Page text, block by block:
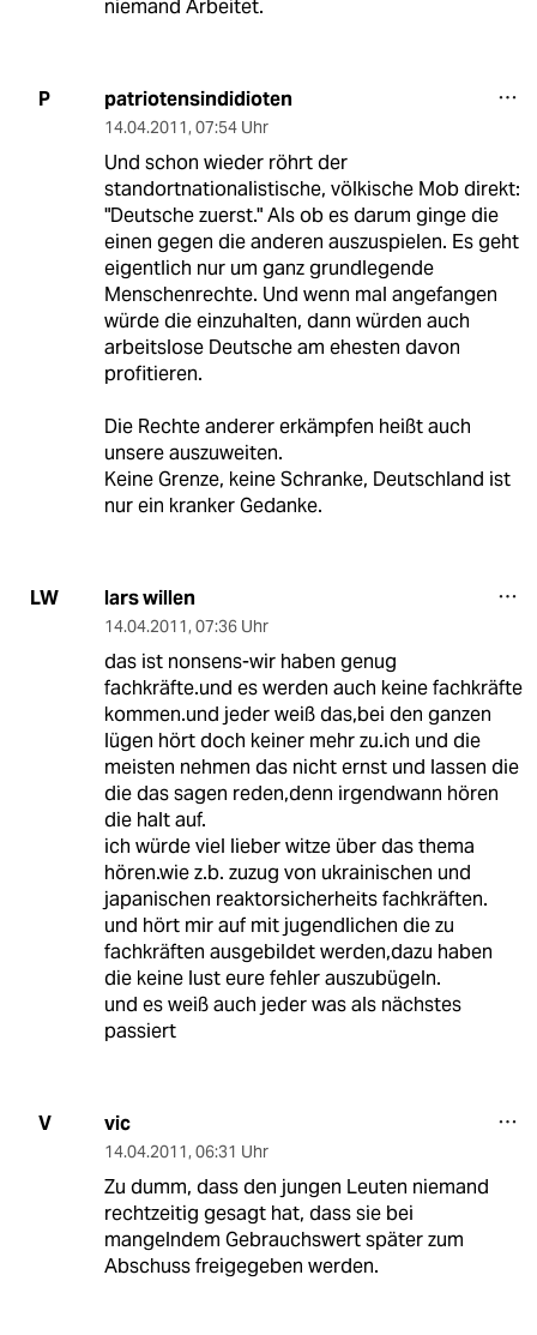
niemand Arbeitet.
P patriotensindidioten
14.04.2011, 07:54 Uhr
Und schon wieder röhrt der
standortnationalistische, völkische Mob direkt:
"Deutsche zuerst." Als ob es darum ginge die
einen gegen die anderen auszuspielen. Es geht
eigentlich nur um ganz grundlegende
Menschenrechte. Und wenn mal angefangen
würde die einzuhalten, dann würden auch
arbeitslose Deutsche am ehesten davon
profitieren.
Die Rechte anderer erkämpfen heißt auch
unsere auszuweiten.
Keine Grenze, keine Schranke, Deutschland ist
nur ein kranker Gedanke.
LW lars willen
14.04.2011, 07:36 Uhr
das ist nonsens-wir haben genug
fachkräfte.und es werden auch keine fachkräfte
kommen.und jeder weiß das,bei den ganzen
lügen hört doch keiner mehr zu.ich und die
meisten nehmen das nicht ernst und lassen die
die das sagen reden,denn irgendwann hören
die halt auf.
ich würde viel lieber witze über das thema
hören.wie z.b. zuzug von ukrainischen und
japanischen reaktorsicherheits fachkräften.
und hört mir auf mit jugendlichen die zu
fachkräften ausgebildet werden,dazu haben
die keine lust eure fehler auszubügeln.
und es weiß auch jeder was als nächstes
passiert
V vic
14.04.2011, 06:31 Uhr
Zu dumm, dass den jungen Leuten niemand
rechtzeitig gesagt hat, dass sie bei
mangelndem Gebrauchswert später zum
Abschuss freigegeben werden.